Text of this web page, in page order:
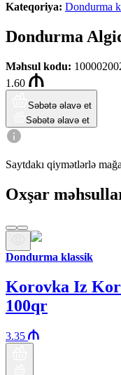
Kateqoriya: Dondurma
Dondurma
Məhsul kodu:
1.60
Səbətə əlavə et
Səbətə əlavə et
Saytdakı qiymətlərlə
Oxşar
Dondurma klassik
Korovka Iz
100qr
3.35